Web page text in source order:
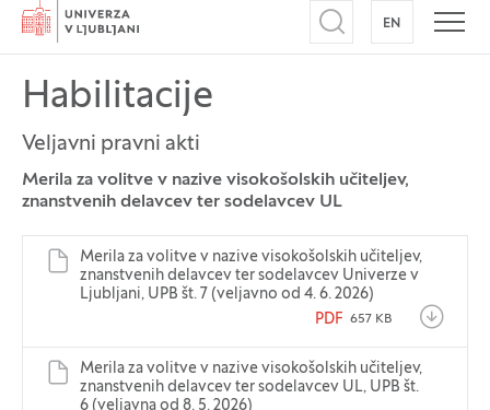
Domov
Odpri iskalnik
EN NA
Habilitacije
Veljavni pravni akti
Merila za volitve v nazive visokošolskih učiteljev,
znanstvenih delavcev ter sodelavcev UL
Merila za volitve v nazive visokošolskih učiteljev,
znanstvenih delavcev ter sodelavcev Univerze v
Ljubljani, UPB št. 7 (veljavno od 4. 6. 2026)
PDF 657 KB
Merila za volitve v nazive visokošolskih učiteljev,
znanstvenih delavcev ter sodelavcev UL, UPB št.
6 (veljavna od 8. 5. 2026)